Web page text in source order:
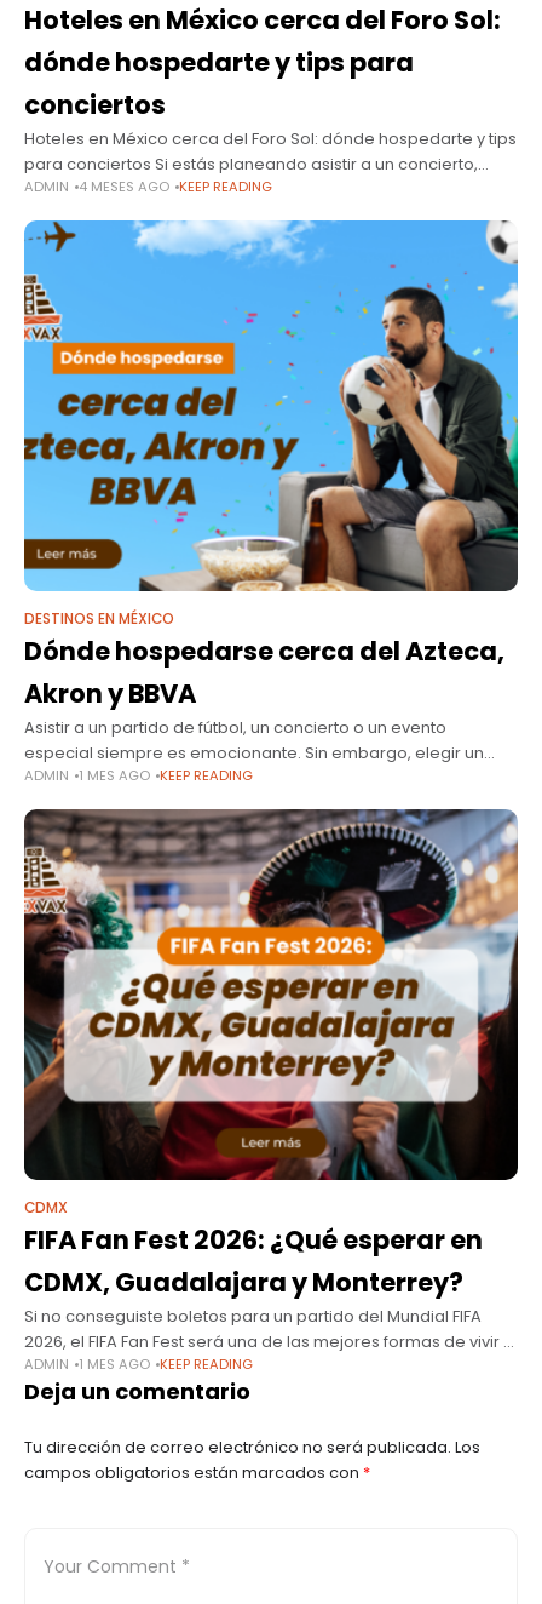
Hoteles en México cerca del Foro Sol:
dónde hospedarte y tips para
conciertos
Hoteles en México cerca del Foro Sol: dónde hospedarte y tips
para conciertos Si estás planeando asistir a un concierto,
festival o evento masivo en la Ciudad de México,
seguramente
ADMIN 4 MESES AGO KEEP READING
DESTINOS EN MÉXICO
Dónde hospedarse cerca del Azteca,
Akron y BBVA
Asistir a un partido de fútbol, un concierto o un evento
especial siempre es emocionante. Sin embargo, elegir un
hotel lejos del estadio puede convertir una experiencia
inolvidable en varias
ADMIN 1 MES AGO KEEP READING
CDMX
FIFA Fan Fest 2026: ¿Qué esperar en
CDMX, Guadalajara y Monterrey?
Si no conseguiste boletos para un partido del Mundial FIFA
2026, el FIFA Fan Fest será una de las mejores formas de vivir el
torneo. Miles de aficionados se reunirán
ADMIN 1 MES AGO KEEP READING
Deja un comentario
Tu dirección de correo electrónico no será publicada. Los
campos obligatorios están marcados con *